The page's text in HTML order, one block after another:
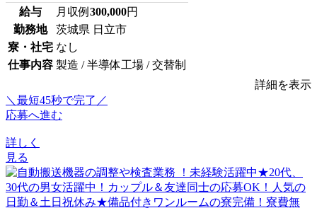
給与 月収例 300,000円
勤務地
茨城県 日立市
寮・社宅 なし
仕事内容 製造 / 半導体工場 / 交替制
詳細を表示
＼最短45秒で完了／
応募へ進む
詳しく
見る